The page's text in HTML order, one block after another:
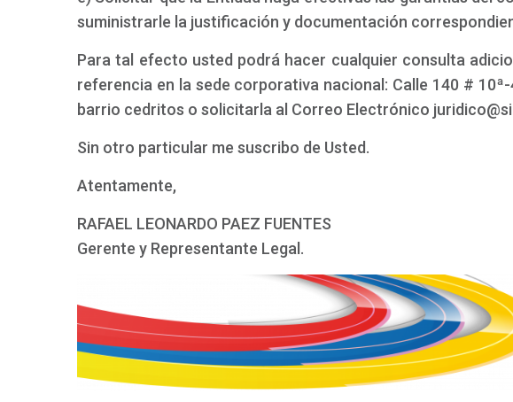
suministrarle la justificación y documentación
Para tal efecto usted podrá hacer cualquier consulta
referencia en la sede corporativa nacional: Calle 140 #
barrio cedritos o solicitarla al Correo Electrónico
Sin otro particular me suscribo de Usted.
Atentamente,
RAFAEL LEONARDO PAEZ FUENTES
Gerente y Representante Legal.